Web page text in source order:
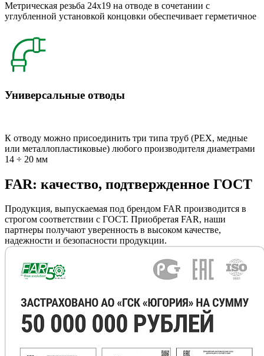
Метрическая резьба 24x19 на отводе в сочетании с
углубленной установкой концовки обеспечивает герметичное
Универсальные отводы
К отводу можно присоединить три типа труб (РЕХ, медные
или металлопластиковые) любого производителя диаметрами
14 ÷ 20 мм
FAR: качество, подтвержденное ГОСТ
Продукция, выпускаемая под брендом FAR производится в
строгом соответствии с ГОСТ. Приобретая FAR, наши
партнеры получают уверенность в высоком качестве,
надежности и безопасности продукции.